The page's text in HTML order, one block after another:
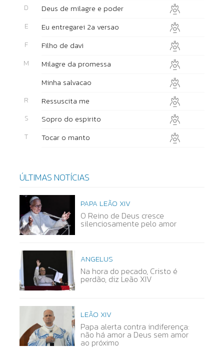
D Deus de milagre e poder
E Eu entregarei 2a versao
F Filho de davi
M
Milagre da promessa
Minha salvacao
R Ressuscita me
S Sopro do espirito
T Tocar o manto
ÚLTIMAS NOTÍCIAS
PAPA LEÃO XIV
O Reino de Deus cresce
silenciosamente pelo amor
ANGELUS
Na hora do pecado, Cristo é
perdão, diz Leão XIV
LEÃO XIV
Papa alerta contra indiferença:
não há amor a Deus sem amor
ao próximo